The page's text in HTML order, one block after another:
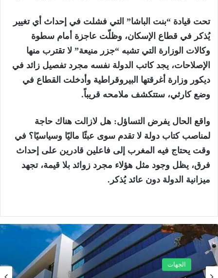
تحت قيادة “بنت الباشا” التي فشلت في إحداث أي تغيير
يُذكر في قطاع الإسكان، وظلّت عاجزة أمام سطوة
وكالات الوزارة التي تشبه “جزر منيعة” لا تقترب منها
الإصلاحات، يجد كاتب الدولة نفسه مجرد تفصيل زائد في
ديكور وزارة أغرقتها البيروقراطية وأدخلت القطاع في
وضع كارثي، ستتكشف ملامحه قريباً.
واقع الحال يفرض التساؤل: هل لازالت هناك حاجة
لمناصب كتاب دولة لا تقدم سوى عبئًا ماليًا وسياسيًا؟ في
وقت يحتاج فيه المغرب إلى فاعلين قادرين على إحداث
فرق، يظل وجود مثل هؤلاء مجرد زوائد بلا قيمة، تجهد
ميزانية الدولة دون عائد يُذكر.
الجهات